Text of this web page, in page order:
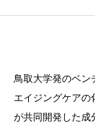
鳥取大学発のベン
エイジングケアの
が共同開発した成